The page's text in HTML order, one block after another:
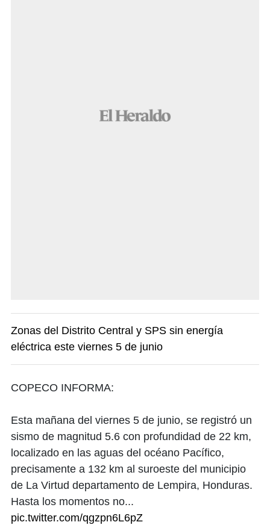
Zonas del Distrito Central y SPS sin energía
eléctrica este viernes 5 de junio
COPECO INFORMA:
Esta mañana del viernes 5 de junio, se registró un
sismo de magnitud 5.6 con profundidad de 22 km,
localizado en las aguas del océano Pacífico,
precisamente a 132 km al suroeste del municipio
de La Virtud departamento de Lempira, Honduras.
Hasta los momentos no...
pic.twitter.com/qgzpn6L6pZ